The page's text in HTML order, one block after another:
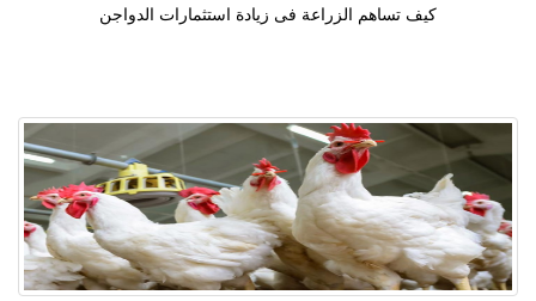
كيف تساهم الزراعة فى زيادة استثمارات الدواجن